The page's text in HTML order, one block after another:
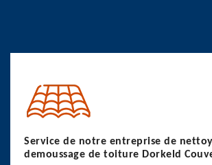
Service de notre entreprise de
demoussage de toiture Dorkeld